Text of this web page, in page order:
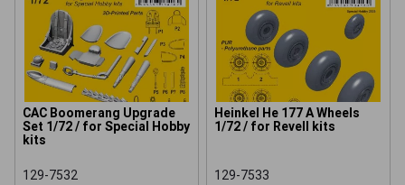
CAC Boomerang Upgrade
Set 1/72 / for Special Hobby
kits
129-7532
Heinkel He 177 A Wheels
1/72 / for Revell kits
129-7533